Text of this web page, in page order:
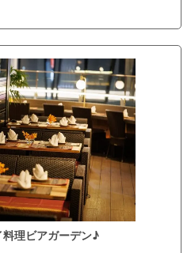
理ビアガーデン♪